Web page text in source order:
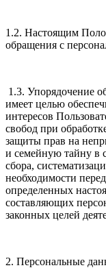
1.2. Настоящим
обращения с
1.3. Упорядочение
имеет целью
интересов
свобод при
защиты прав на
и семейную тайну в
сбора,
необходимости
определенных
составляющих
законных целей
2. Персональные